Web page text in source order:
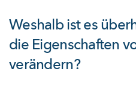
Weshalb ist es
die Eigenschaften
verändern?